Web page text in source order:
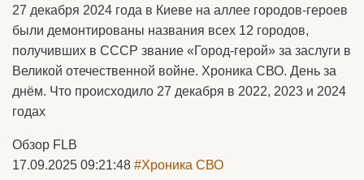
27 декабря 2024 года в Киеве на аллее городов-героев
были демонтированы названия всех 12 городов,
получивших в СССР звание «Город-герой» за заслуги в
Великой отечественной войне. Хроника СВО. День за
днём. Что происходило 27 декабря в 2022, 2023 и 2024
годах
Обзор FLB
17.09.2025 09:21:48 #Хроника СВО